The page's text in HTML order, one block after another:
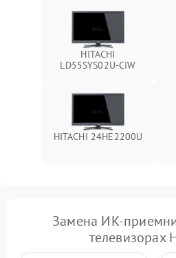
HITACHI
LD55SYS02U-CIW
HITACHI 24HE2200U
Замена ИК-
телевизорах